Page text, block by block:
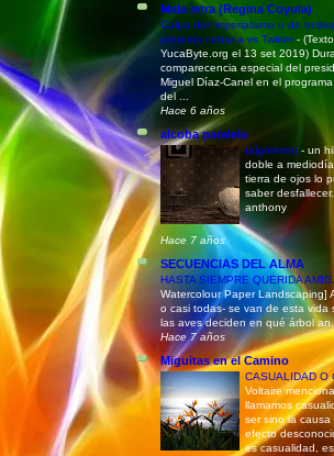
Mala letra (Regina Coyula)
Culpa del Imperialismo o de
protesta cubana vs Twitter-
YucaByte.org el 13 set 2019)
comparecencia especial del
Miguel Díaz-Canel en el
del ...
Hace 6 años
alcoba paralela
(algoritmo) - un
doble a
tierra de ojos lo
saber
anthony
Hace 7 años
SECUENCIAS DEL ALMA
HASTA SIEMPRE QUERIDA
Watercolour Paper Landscaping]
o casi todas- se van de esta vida
las aves deciden en qué árbol
Hace 7 años
Miguitas en el Camino
CASUALIDAD O
Voltaire
llamamos
ser sino la
efecto
es casualidad,